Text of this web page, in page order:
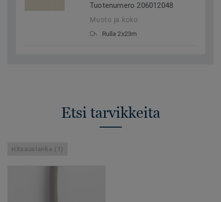
Tuotenumero 206012048
Muoto ja koko
Rulla 2x23m
Etsi tarvikkeita
Hitsauslanka (1)